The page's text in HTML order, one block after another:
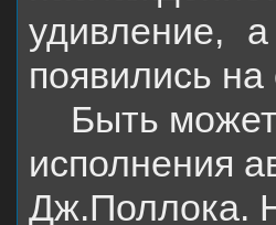
удивление,
появились на
Быть
исполнения
Дж.Поллока.